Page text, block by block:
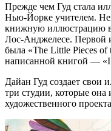
Прежде чем Гуд стала
Нью-Йорке учителем.
книжную иллюстрацию
Лос-Анджелесе. Первой
была «The Little Pieces of
написанной книгой — «I
Дайан Гуд создает свои
три студии, которые она
художественного